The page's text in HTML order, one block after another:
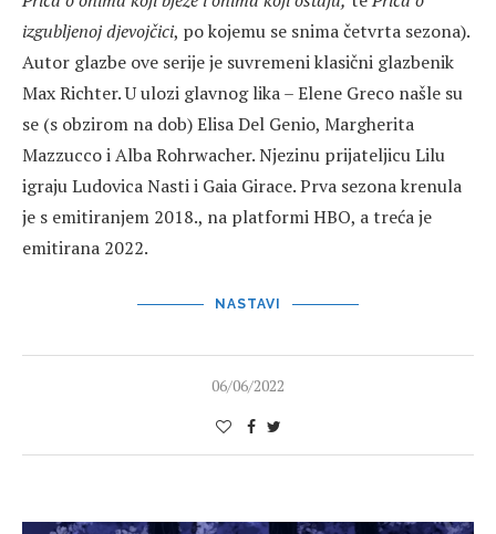
izgubljenoj djevojčici, po kojemu se snima četvrta sezona).
Autor glazbe ove serije je suvremeni klasični glazbenik
Max Richter. U ulozi glavnog lika – Elene Greco našle su
se (s obzirom na dob) Elisa Del Genio, Margherita
Mazzucco i Alba Rohrwacher. Njezinu prijateljicu Lilu
igraju Ludovica Nasti i Gaia Girace. Prva sezona krenula
je s emitiranjem 2018., na platformi HBO, a treća je
emitirana 2022.
NASTAVI
06/06/2022